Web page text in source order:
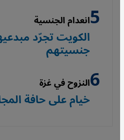
انعدام الجنسية
الكويت تجرّد
جنسيتهم
النزوح في غزة
خيام على حافة